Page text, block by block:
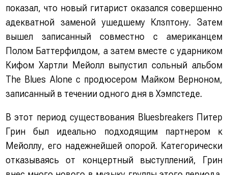
показал, что новый гитарист оказался совершенно
адекватной заменой ушедшему Клзптону. Затем
вышел записанный совместно с американцем
Полом Баттерфилдом, а затем вместе с ударником
Кифом Хартли Мейолл выпустил сольный альбом
The Blues Alone с продюсером Майком Верноном,
записанный в течении одного дня в Хэмпстеде.
В этот период существования Bluesbreakers Питер
Грин был идеально подходящим партнером к
Мейоллу, его надежнейшей опорой. Категорически
отказываясь от концертный выступлений, Грин